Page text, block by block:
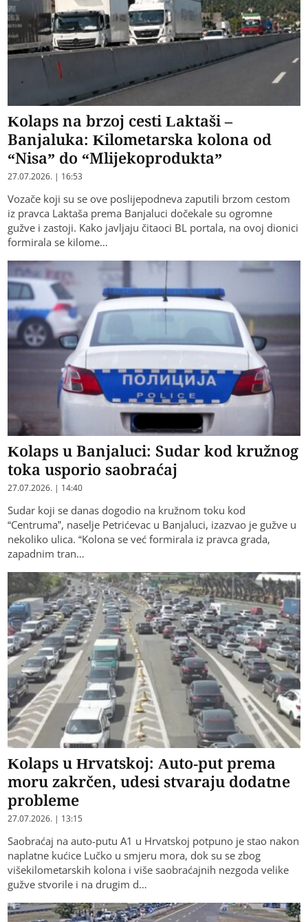
Kolaps na brzoj cesti Laktaši –
Banjaluka: Kilometarska kolona od
“Nisa” do “Mlijekoprodukta”
27.07.2026. | 16:53
​Vozače koji su se ove poslijepodneva zaputili brzom cestom
iz pravca Laktaša prema Banjaluci dočekale su ogromne
gužve i zastoji. Kako javljaju čitaoci BL portala, na ovoj dionici
formirala se kilome…
Kolaps u Banjaluci: Sudar kod kružnog
toka usporio saobraćaj
27.07.2026. | 14:40
Sudar koji se danas dogodio na kružnom toku kod
“Centruma”, naselje Petrićevac u Banjaluci, izazvao je gužve u
nekoliko ulica. “Kolona se već formirala iz pravca grada,
zapadnim tran…
Kolaps u Hrvatskoj: Auto-put prema
moru zakrčen, udesi stvaraju dodatne
probleme
27.07.2026. | 13:15
Saobraćaj na auto-putu A1 u Hrvatskoj potpuno je stao nakon
naplatne kućice Lučko u smjeru mora, dok su se zbog
višekilometarskih kolona i više saobraćajnih nezgoda velike
gužve stvorile i na drugim d…